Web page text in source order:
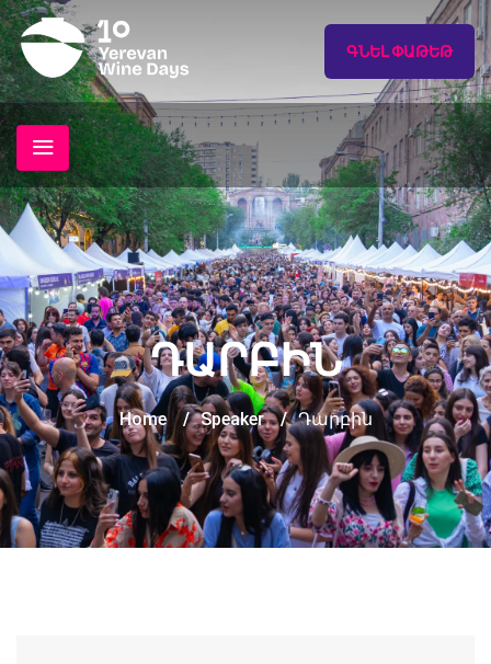
ԳՆԵԼ ՓԱԹԵԹ
ԴԱՐԲԻՆ
Home / Speaker / Դարբին